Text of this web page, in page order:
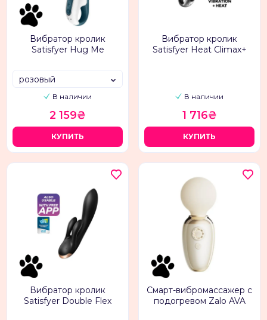
Вибратор кролик
Satisfyer Hug Me
В наличии
розовый
2 159₴
КУПИТЬ
Вибратор кролик
Satisfyer Heat Climax+
В наличии
1 716₴
КУПИТЬ
Вибратор кролик
Satisfyer Double Flex
Смарт-вибромассажер с
подогревом Zalo AVA